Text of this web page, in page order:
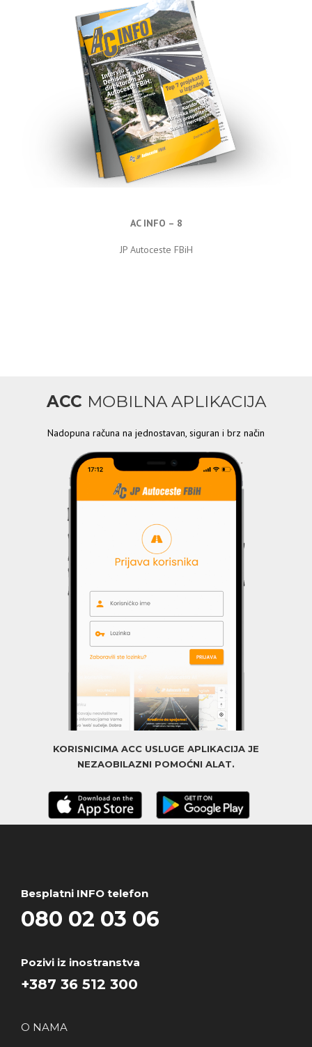
AC INFO – 8
JP Autoceste FBiH
ACC MOBILNA APLIKACIJA
Nadopuna računa na jednostavan, siguran i brz način
KORISNICIMA ACC USLUGE APLIKACIJA JE
NEZAOBILAZNI POMOĆNI ALAT.
Besplatni INFO telefon
080 02 03 06
Pozivi iz inostranstva
+387 36 512 300
O NAMA